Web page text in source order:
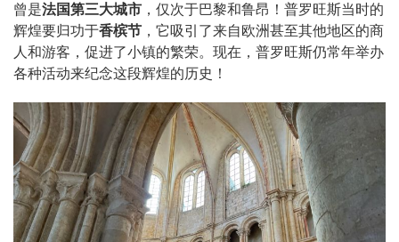
曾是法国第三大城市 ，仅次于巴黎和鲁昂！普罗旺斯当时的
辉煌要归功于香槟节 ，它吸引了来自欧洲甚至其他地区的商
人和游客，促进了小镇的繁荣。现在，普罗旺斯仍常年举办
各种活动来纪念这段辉煌的历史！